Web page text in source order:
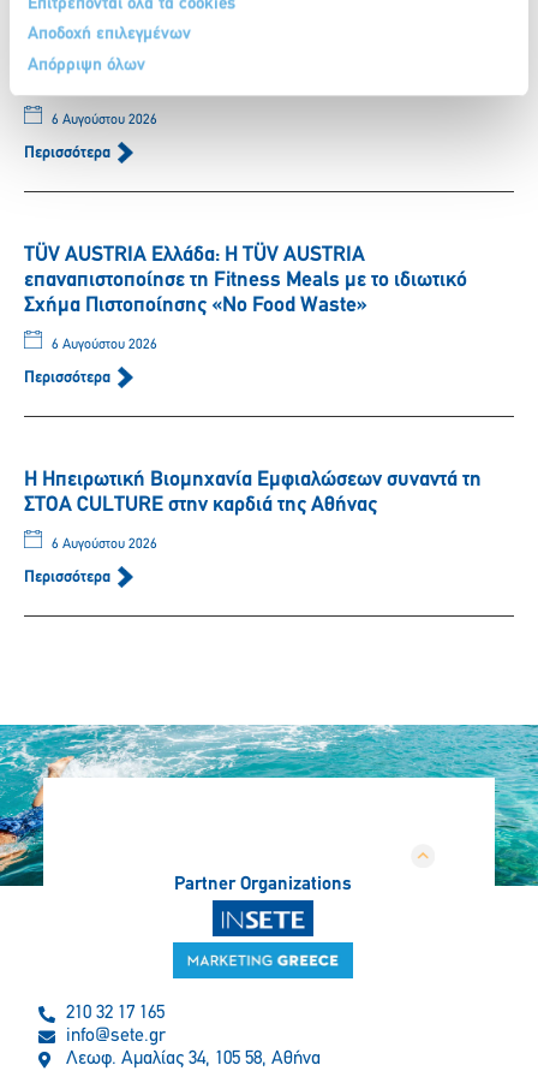
Επιτρέπονται όλα τα cookies
Αποδοχή επιλεγμένων
Απόρριψη όλων
SUPERFAST FERRIES: ΔΕΛΤΙΟ ΤΥΠΟΥ – Συνεργασία
Ομίλου Attica με Ίδρυμα Νεολαίας και Δια Βίου
Μάθησης – έκπτωση 20% στα ακτοπλοϊκά εισιτήρια
μέσω της Ευρωπαϊκής Κάρτας Νέων
6 Αυγούστου 2026
Περισσότερα
TÜV AUSTRIA Ελλάδα: Η TÜV AUSTRIA
επαναπιστοποίησε τη Fitness Meals με το ιδιωτικό
Σχήμα Πιστοποίησης «No Food Waste»
6 Αυγούστου 2026
Περισσότερα
Η Ηπειρωτική Βιομηχανία Εμφιαλώσεων συναντά τη
ΣΤΟΑ CULTURE στην καρδιά της Αθήνας
6 Αυγούστου 2026
Περισσότερα
Partner Organizations
210 32 17 165
info@sete.gr
Λεωφ. Αμαλίας 34, 105 58, Αθήνα